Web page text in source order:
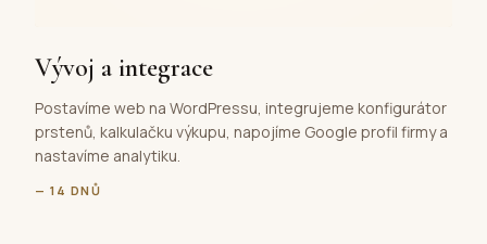
Vývoj a integrace
Postavíme web na WordPressu, integrujeme konfigurátor
prstenů, kalkulačku výkupu, napojíme Google profil firmy a
nastavíme analytiku.
— 14 DNŮ